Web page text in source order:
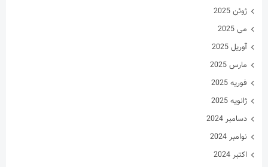
ژوئن 2025
می 2025
آوریل 2025
مارس 2025
فوریه 2025
ژانویه 2025
دسامبر 2024
نوامبر 2024
اکتبر 2024